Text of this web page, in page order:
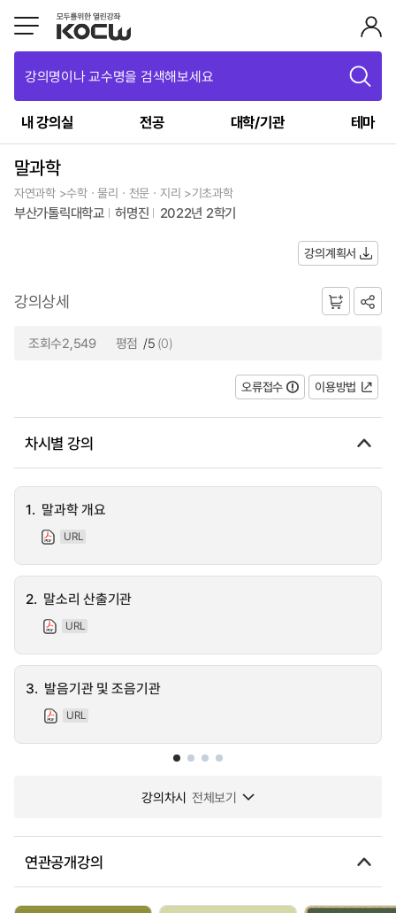
강의명이나 교수명을 검색해보세요
내 강의실 전공 대학/기관 테마
말과학
자연과학 >수학ㆍ물리ㆍ천문ㆍ지리 >기초과학
부산가톨릭대학교 허명진 2022년 2학기
강의계획서
강의상세
조회수2,549 평점 /5 (0)
오류접수 이용방법
차시별 강의
1. 말과학 개요
URL
2. 말소리 산출기관
URL
3. 발음기관 및 조음기관
URL
강의차시 전체보기
연관공개강의